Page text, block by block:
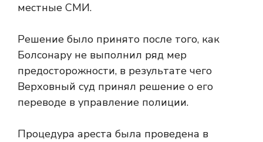
местные СМИ.
Решение было принято после того, как
Болсонару не выполнил ряд мер
предосторожности, в результате чего
Верховный суд принял решение о его
переводе в управление полиции.
Процедура ареста была проведена в